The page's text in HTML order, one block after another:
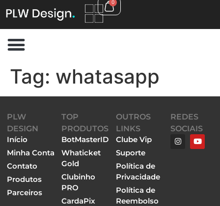
0
Tag: whatasapp
PLW
DESIGN
Início
Minha Conta
Contato
Produtos
Parceiros
TOP
PRODUTOS
BotMasterID
Whaticket
Gold
Clubinho
PRO
CardaPix
OUTROS
LINKS
Clube Vip
Suporte
Política de
Privacidade
Política de
Reembolso
REDES
SOCIAIS